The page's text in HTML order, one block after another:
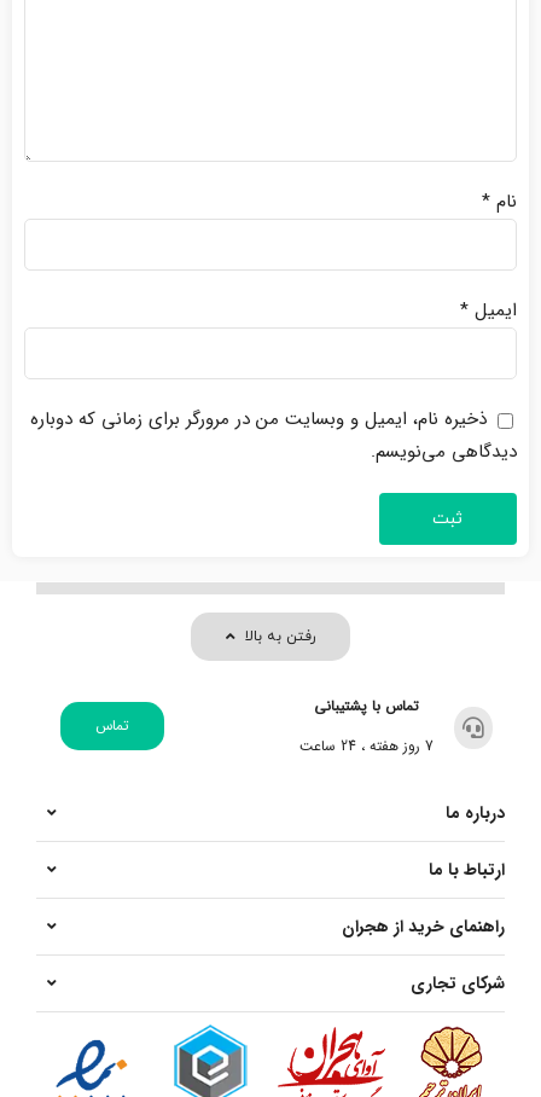
نام *
ایمیل *
ذخیره نام، ایمیل و وبسایت من در مرورگر برای زمانی که دوباره
دیدگاهی می‌نویسم.
رفتن به بالا
تماس با پشتیبانی
7 روز هفته ، 24 ساعت
تماس
درباره ما
ارتباط با ما
راهنمای خرید از هجران
شرکای تجاری